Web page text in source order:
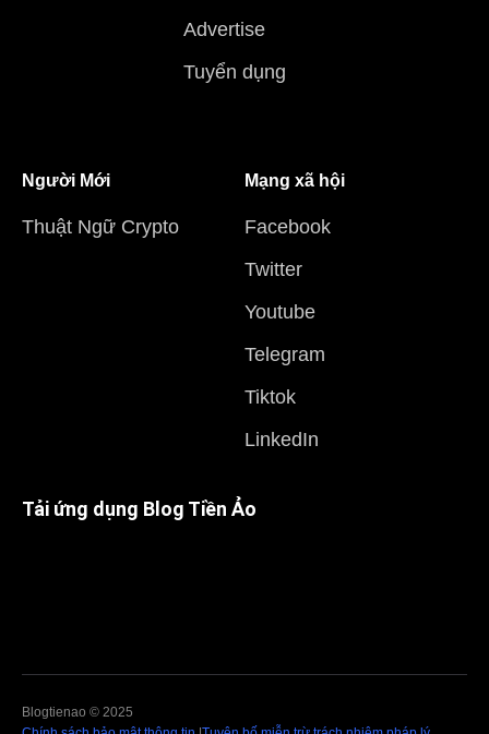
Advertise
Tuyển dụng
Người Mới
Thuật Ngữ Crypto
Mạng xã hội
Facebook
Twitter
Youtube
Telegram
Tiktok
LinkedIn
Tải ứng dụng Blog Tiền Ảo
Blogtienao © 2025